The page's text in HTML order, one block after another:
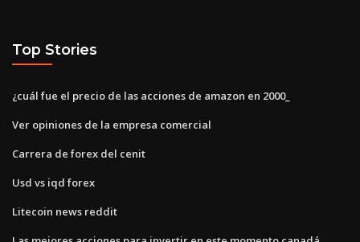
Top Stories
¿cuál fue el precio de las acciones de amazon en 2000_
Ver opiniones de la empresa comercial
Carrera de forex del cenit
Usd vs iqd forex
Litecoin news reddit